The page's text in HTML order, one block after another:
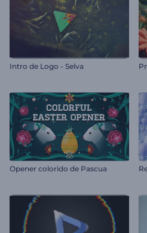
Intro de Logo - Selva
Opener colorido de Pascua